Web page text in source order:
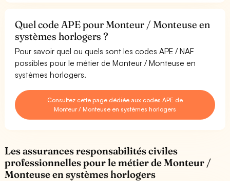
Quel code APE pour Monteur / Monteuse en
systèmes horlogers ?
Pour savoir quel ou quels sont les codes APE / NAF
possibles pour le métier de Monteur / Monteuse en
systèmes horlogers.
Consultez cette page dédiée aux codes APE de
Monteur / Monteuse en systèmes horlogers
Les assurances responsabilités civiles
professionnelles pour le métier de Monteur /
Monteuse en systèmes horlogers